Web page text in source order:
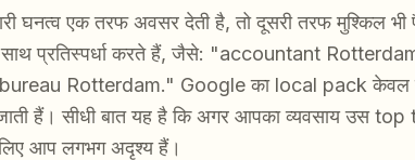
घनत्व एक तरफ अवसर देती है, तो दूसरी तरफ मुश्किल
साथ प्रतिस्पर्धा करते हैं, जैसे: "accountant
Rotterdam." Google का local pack केवल
हैं। सीधी बात यह है कि अगर आपका व्यवसाय उस
आप लगभग अदृश्य हैं।